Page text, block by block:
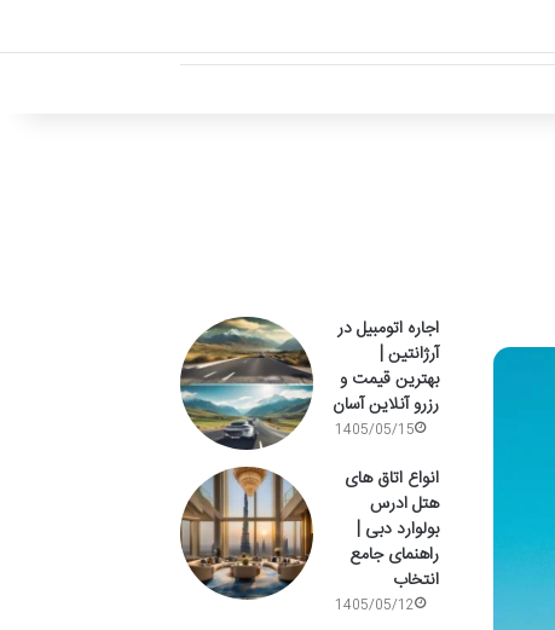
اجاره اتومبیل در
آرژانتین |
بهترین قیمت و
رزرو آنلاین آسان
1405/05/15
انواع اتاق های
هتل ادرس
بولوارد دبی |
راهنمای جامع
انتخاب
1405/05/12